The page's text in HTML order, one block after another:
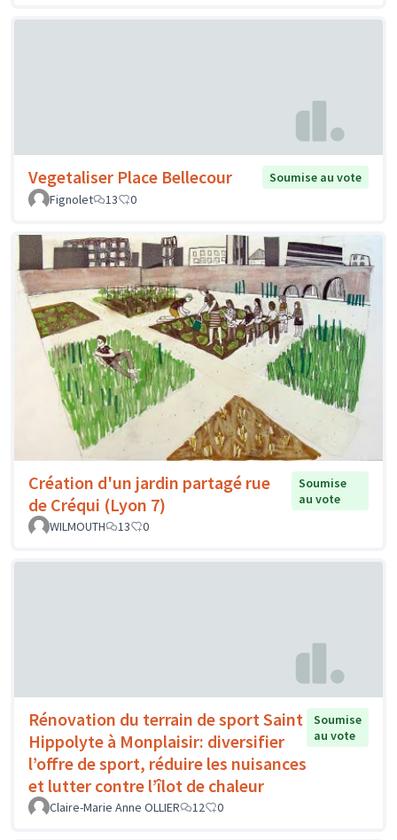
Vegetaliser Place Bellecour
Soumise au vote
Fignolet
13 0
Création d'un jardin partagé rue
de Créqui (Lyon 7)
Soumise
au vote
WILMOUTH
13 0
Rénovation du terrain de sport Saint
Hippolyte à Monplaisir: diversifier
l’offre de sport, réduire les nuisances
et lutter contre l’îlot de chaleur
Soumise
au vote
Claire-Marie Anne OLLIER 12 0